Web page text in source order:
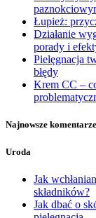
Łupież:
Działanie
porady i
Pielęgnacja
błędy
Krem CC –
Najnowsze komentarze
Uroda
Jak
składników?
Jak dbać o